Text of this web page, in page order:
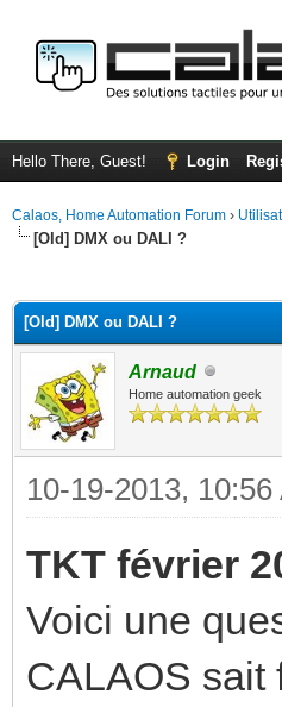
Hello There, Guest! Login
Calaos, Home Automation Forum ›
[Old] DMX ou DALI ?
[Old] DMX ou DALI ?
Arnaud
Home automation geek
10-19-2013, 10:56
TKT février
Voici une
CALAOS sait